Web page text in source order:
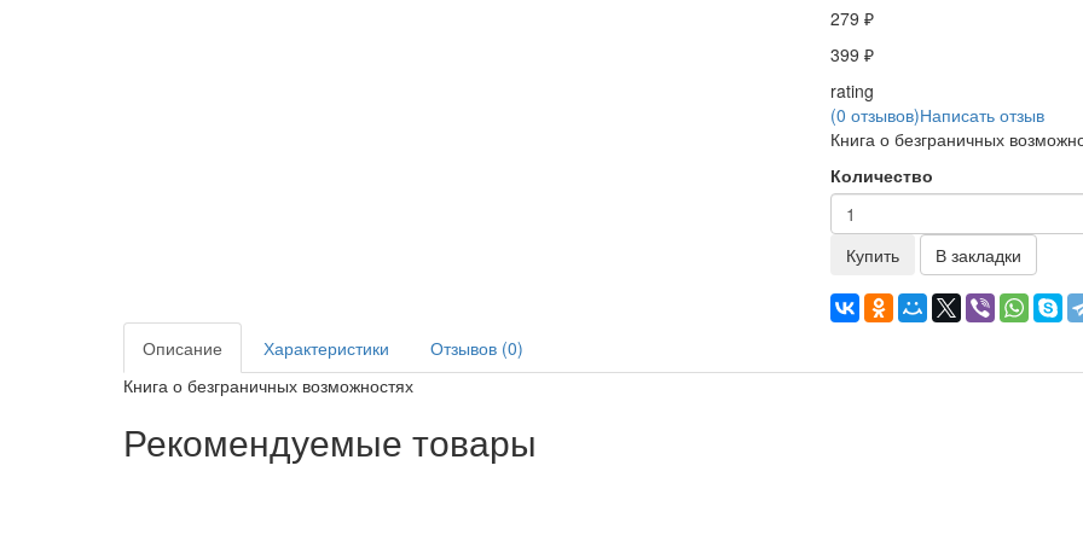
279 ₽
399 ₽
rating
(0 отзывов)Написать отзыв
Книга о безграничных
Количество
Купить В закладки
Описание Характеристики
Отзывов (0)
Книга о безграничных возможностях
Рекомендуемые товары